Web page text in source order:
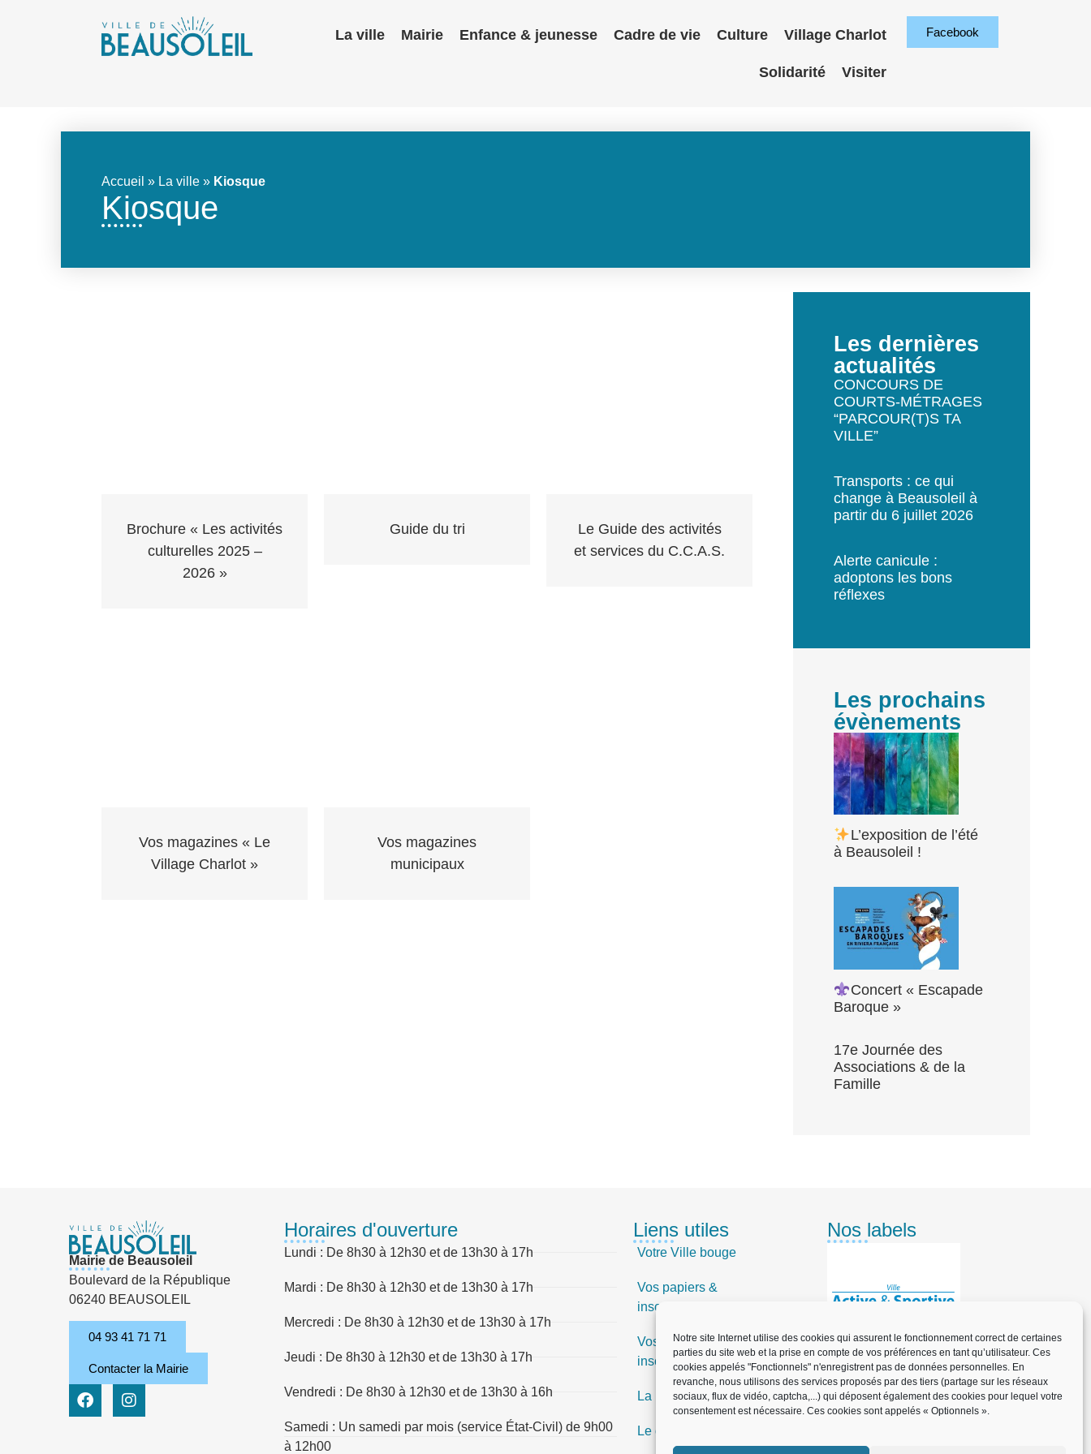
Notre site Internet utilise des cookies qui assurent le fonctionnement correct de certaines
parties du site web et la prise en compte de vos préférences en tant qu’utilisateur. Ces
cookies appelés "Fonctionnels" n'enregistrent pas de données personnelles. En
revanche, nous utilisons des services proposés par des tiers (partage sur les réseaux
sociaux, flux de vidéo, captcha,...) qui déposent également des cookies pour lequel votre
consentement est nécessaire. Ces cookies sont appelés « Optionnels ».
La ville Mairie Enfance & jeunesse Cadre de vie Culture Village Charlot
Solidarité Visiter
Facebook
Accueil » La ville » Kiosque
Kiosque
Brochure « Les activités
culturelles 2025 –
2026 »
Guide du tri
Le Guide des activités
et services du C.C.A.S.
Vos magazines « Le
Village Charlot »
Vos magazines
municipaux
Les dernières
actualités
CONCOURS DE
COURTS-MÉTRAGES
“PARCOUR(T)S TA
VILLE”
Transports : ce qui
change à Beausoleil à
partir du 6 juillet 2026
Alerte canicule :
adoptons les bons
réflexes
Les prochains
évènements
L’exposition de l’été
à Beausoleil !
Concert « Escapade
Baroque »
17e Journée des
Associations & de la
Famille
Mairie de Beausoleil
Boulevard de la République
06240 BEAUSOLEIL
04 93 41 71 71
Contacter la Mairie
Horaires d'ouverture
Lundi : De 8h30 à 12h30 et de 13h30 à 17h
Mardi : De 8h30 à 12h30 et de 13h30 à 17h
Mercredi : De 8h30 à 12h30 et de 13h30 à 17h
Jeudi : De 8h30 à 12h30 et de 13h30 à 17h
Vendredi : De 8h30 à 12h30 et de 13h30 à 16h
Samedi : Un samedi par mois (service État-Civil) de 9h00
à 12h00
Liens utiles
Votre Ville bouge
Vos papiers &
inscriptions
Vos papiers &
inscriptions
La Mairie vous informe
Le quotidien, en pratique
Nos labels